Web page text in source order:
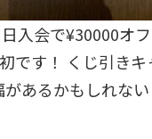
入会で¥30000オ
です！ くじ引き
あるかもしれな